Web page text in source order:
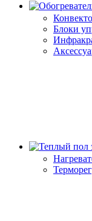
Блоки